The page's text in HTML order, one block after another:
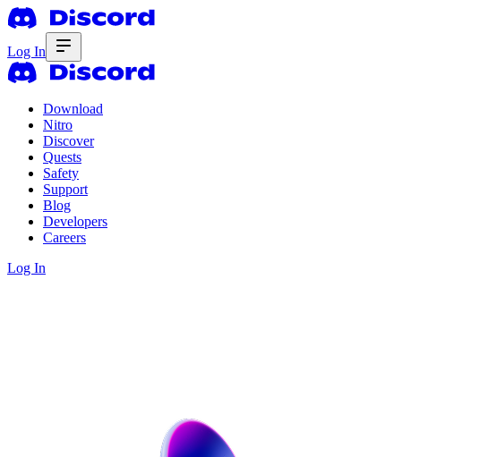
Log In
Download
Nitro
Discover
Quests
Safety
Support
Blog
Developers
Careers
Log In